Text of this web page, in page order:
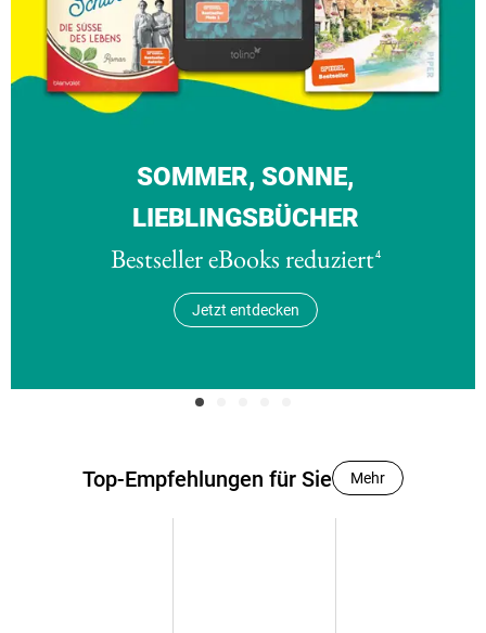
SOMMER, SONNE,
LIEBLINGSBÜCHER
Bestseller eBooks reduziert4
Jetzt entdecken
Lesesommer
Top-Empfehlungen für Sie Mehr